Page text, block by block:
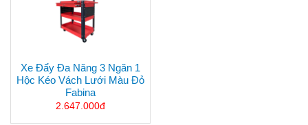
Xe Đẩy Đa Năng 3 Ngăn 1
Hộc Kéo Vách Lưới Màu Đỏ
Fabina
2.647.000đ